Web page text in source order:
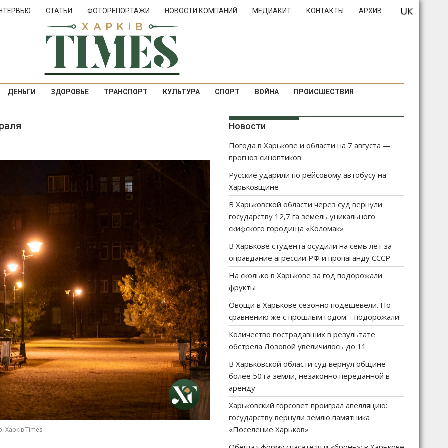
СТАТЬИ ФОТОРЕПОРТАЖИ НОВОСТИ КОМПАНИЙ МЕДИАКИТ КОНТАКТЫ АРХИВ
ДЕНЬГИ ЗДОРОВЬЕ ТРАНСПОРТ КУЛЬТУРА СПОРТ ВОЙНА ПРОИСШЕСТВИЯ
Харків Times
Новости
Погода в Харькове и области на 7 августа —
прогноз синоптиков
Русские ударили по рейсовому автобусу на
Харьковщине
В Харьковской области через суд вернули
государству 12,7 га земель уникального
скифского городища «Коломак»
В Харькове студента осудили на семь лет за
оправдание агрессии РФ и пропаганду СССР
На сколько в Харькове за год подорожали
фрукты
Овощи в Харькове сезонно подешевели. По
сравнению же с прошлым годом – подорожали
Количество пострадавших в результате
обстрела Лозовой увеличилось до 11
В Харьковской области суд вернул общине
более 50 га земли, незаконно переданной в
аренду
Харьковский горсовет проиграл апелляцию:
государству вернули землю памятника
«Поселение Харьков»